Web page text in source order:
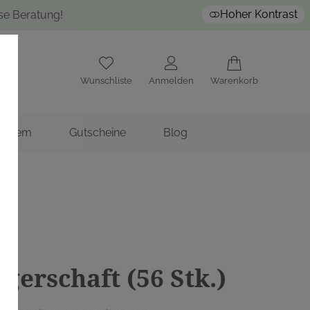
Beratung! Hoher Kontrast
Wunschliste Anmelden Warenkorb
Gutscheine Blog
(56 Stk.)